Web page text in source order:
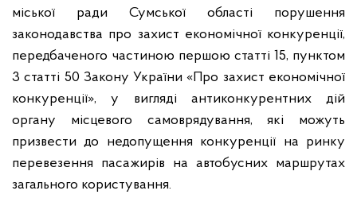
міської ради Сумської області порушення
законодавства про захист економічної конкуренції,
передбаченого частиною першою статті 15, пунктом
3 статті 50 Закону України «Про захист економічної
конкуренції», у вигляді антиконкурентних дій
органу місцевого самоврядування, які можуть
призвести до недопущення конкуренції на ринку
перевезення пасажирів на автобусних маршрутах
загального користування.